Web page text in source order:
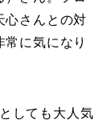
心さんとの対
に気になり
しても大人気